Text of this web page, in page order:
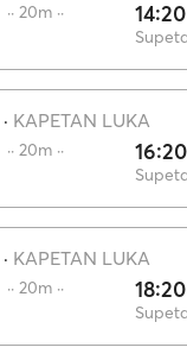
·· 20m ·· 14:20
· KAPETAN LUKA
·· 20m ·· 16:20
· KAPETAN LUKA
·· 20m ·· 18:20